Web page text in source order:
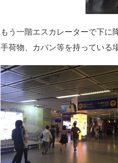
もう一階エスカレーターで下に
手荷物、カバン等を持っている